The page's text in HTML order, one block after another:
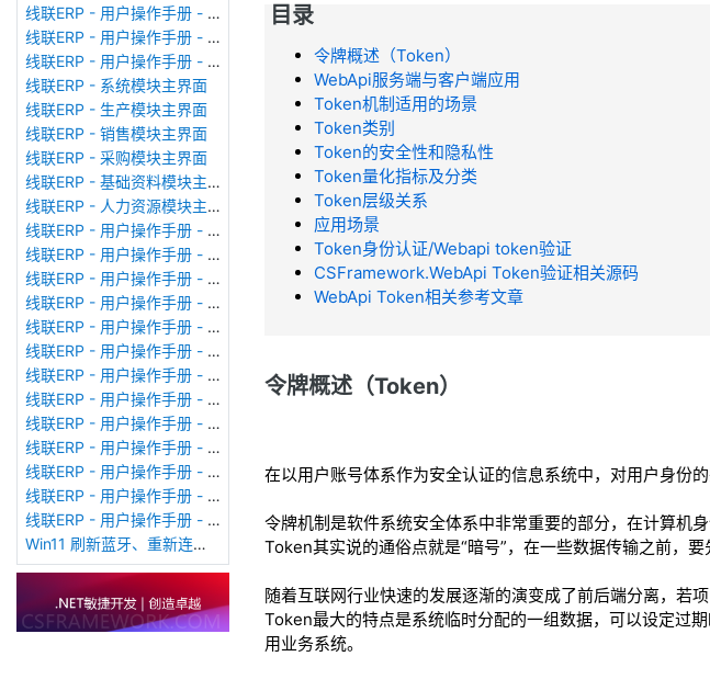
线联ERP - 用户操作手册 - 物料收发明细表
线联ERP - 用户操作手册 - 即时库存余额表
线联ERP - 用户操作手册 - 库存账龄分析表
线联ERP - 系统模块主界面
线联ERP - 生产模块主界面
线联ERP - 销售模块主界面
线联ERP - 采购模块主界面
线联ERP - 基础资料模块主界面
线联ERP - 人力资源模块主界面
线联ERP - 用户操作手册 - 个人考勤报表（横向）
线联ERP - 用户操作手册 - 部门考勤报表
线联ERP - 用户操作手册 - 个人考勤报表
线联ERP - 用户操作手册 - 考勤计算
线联ERP - 用户操作手册 - 节假日管理
线联ERP - 用户操作手册 - 请假管理
线联ERP - 用户操作手册 - 补卡管理
线联ERP - 用户操作手册 - 考勤设备管理
线联ERP - 用户操作手册 - 考勤参数配置
线联ERP - 用户操作手册 - 考勤设备绑定
线联ERP - 用户操作手册 - 员工档案
线联ERP - 用户操作手册 - 班次管理
线联ERP - 用户操作手册 - 排班管理
Win11 刷新蓝牙、重新连接蓝牙音响
目录
令牌概述（Token）
WebApi服务端与客户端应用
Token机制适用的场景
Token类别
Token的安全性和隐私性
Token量化指标及分类
Token层级关系
应用场景
Token身份认证/Webapi token验证
CSFramework.WebApi Token验证相关源码
WebApi Token相关参考文章
令牌概述（Token）
在以用户账号体系作为安全认证的信息系统中，对用户身份的
令牌机制是软件系统安全体系中非常重要的部分，在计算机
Token其实说的通俗点就是“暗号”，在一些数据传输之前，
随着互联网行业快速的发展逐渐的演变成了前后端分离，若
Token最大的特点是系统临时分配的一组数据，可以设定过
用业务系统。